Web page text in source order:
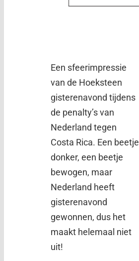
Een sfeerimpressie
van de Hoeksteen
gisterenavond tijdens
de penalty’s van
Nederland tegen
Costa Rica. Een beetje
donker, een beetje
bewogen, maar
Nederland heeft
gisterenavond
gewonnen, dus het
maakt helemaal niet
uit!